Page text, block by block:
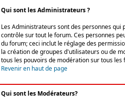
Qui sont les Administrateurs ?
Les Administrateurs sont des personnes qui
contrôle sur tout le forum. Ces personnes
du forum; ceci inclut le réglage des
la création de groupes d'utilisateurs ou de
tous les pouvoirs de modération sur tous les
Revenir en haut de page
Qui sont les Modérateurs?